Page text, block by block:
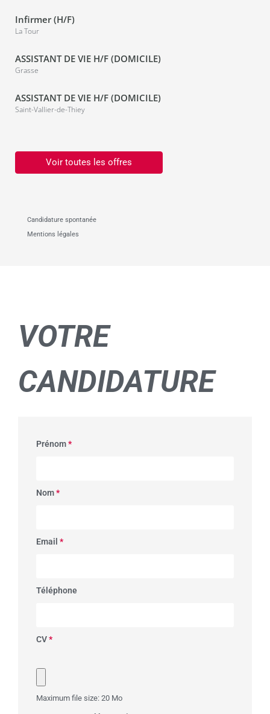
Infirmer (H/F)
La Tour
ASSISTANT DE VIE H/F (DOMICILE)
Grasse
ASSISTANT DE VIE H/F (DOMICILE)
Saint-Vallier-de-Thiey
Voir toutes les offres
Candidature spontanée
Mentions légales
VOTRE
CANDIDATURE
Prénom*
Nom*
Email *
Téléphone
CV*
Maximum file size: 20 Mo